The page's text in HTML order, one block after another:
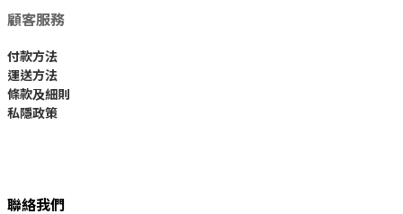
顧客服務
付款方法
運送方法
條款及細則
私隱政策
聯絡我們